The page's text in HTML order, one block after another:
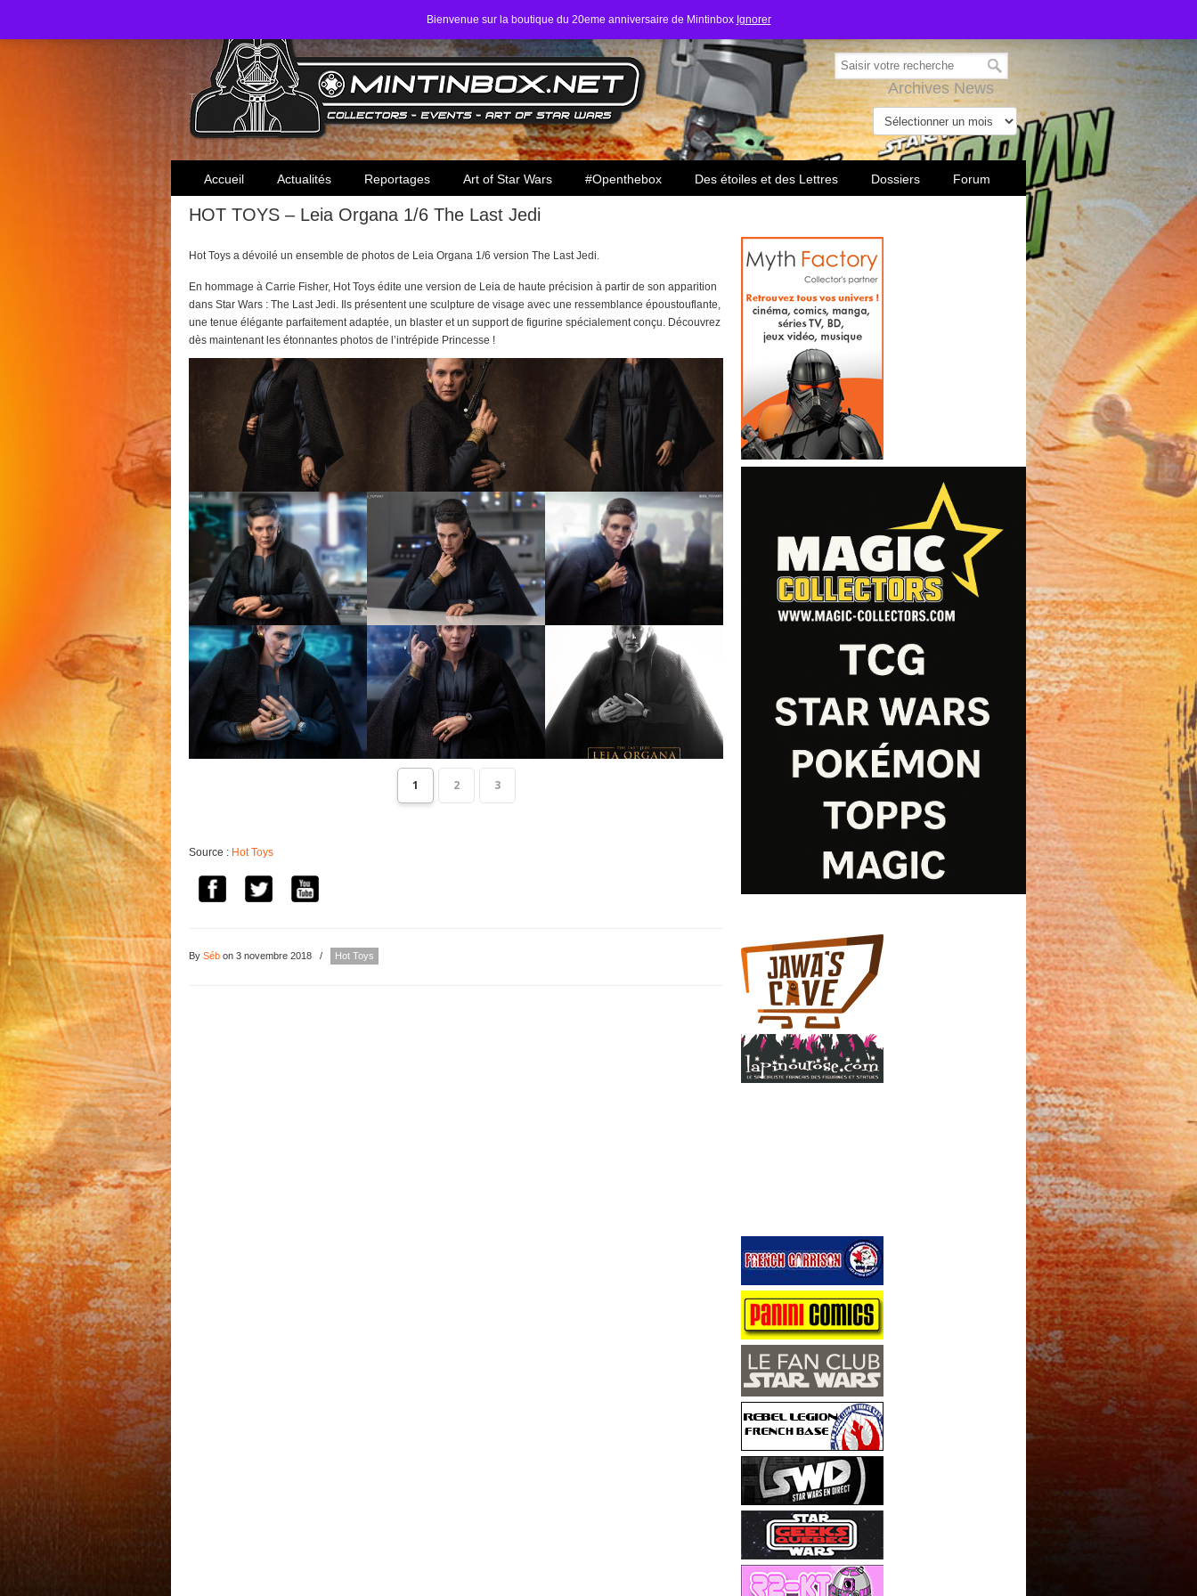
Bienvenue sur la boutique du 20eme anniversaire de Mintinbox Ignorer
Toute l'actualité des collectionneurs Star Wars
Archives News
Accueil Actualités Reportages Art of Star Wars #Openthebox Des étoiles et des Lettres Dossiers Forum
HOT TOYS – Leia Organa 1/6 The Last Jedi
Hot Toys a dévoilé un ensemble de photos de Leia Organa 1/6 version The Last Jedi.
En hommage à Carrie Fisher, Hot Toys édite une version de Leia de haute précision à partir de son apparition
dans Star Wars : The Last Jedi. Ils présentent une sculpture de visage avec une ressemblance époustouflante,
une tenue élégante parfaitement adaptée, un blaster et un support de figurine spécialement conçu. Découvrez
dès maintenant les étonnantes photos de l’intrépide Princesse !
1 2 3
Source : Hot Toys
By Séb on 3 novembre 2018 / Hot Toys